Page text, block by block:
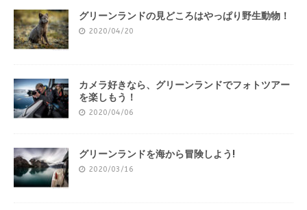
グリーンランドの見どころはやっぱり野生動物！
2020/04/20
カメラ好きなら、グリーンランドでフォトツアー
を楽しもう！
2020/04/06
グリーンランドを海から冒険しよう!
2020/03/16